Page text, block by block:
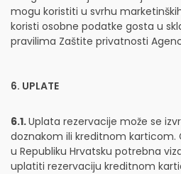
mogu koristiti u svrhu
koristi osobne podatke gosta u
pravilima Zaštite privatnosti
6. UPLATE
6.1.Uplata rezervacije može se
doznakom ili kreditnom karticom.
u Republiku Hrvatsku potrebna
uplatiti rezervaciju kreditnom